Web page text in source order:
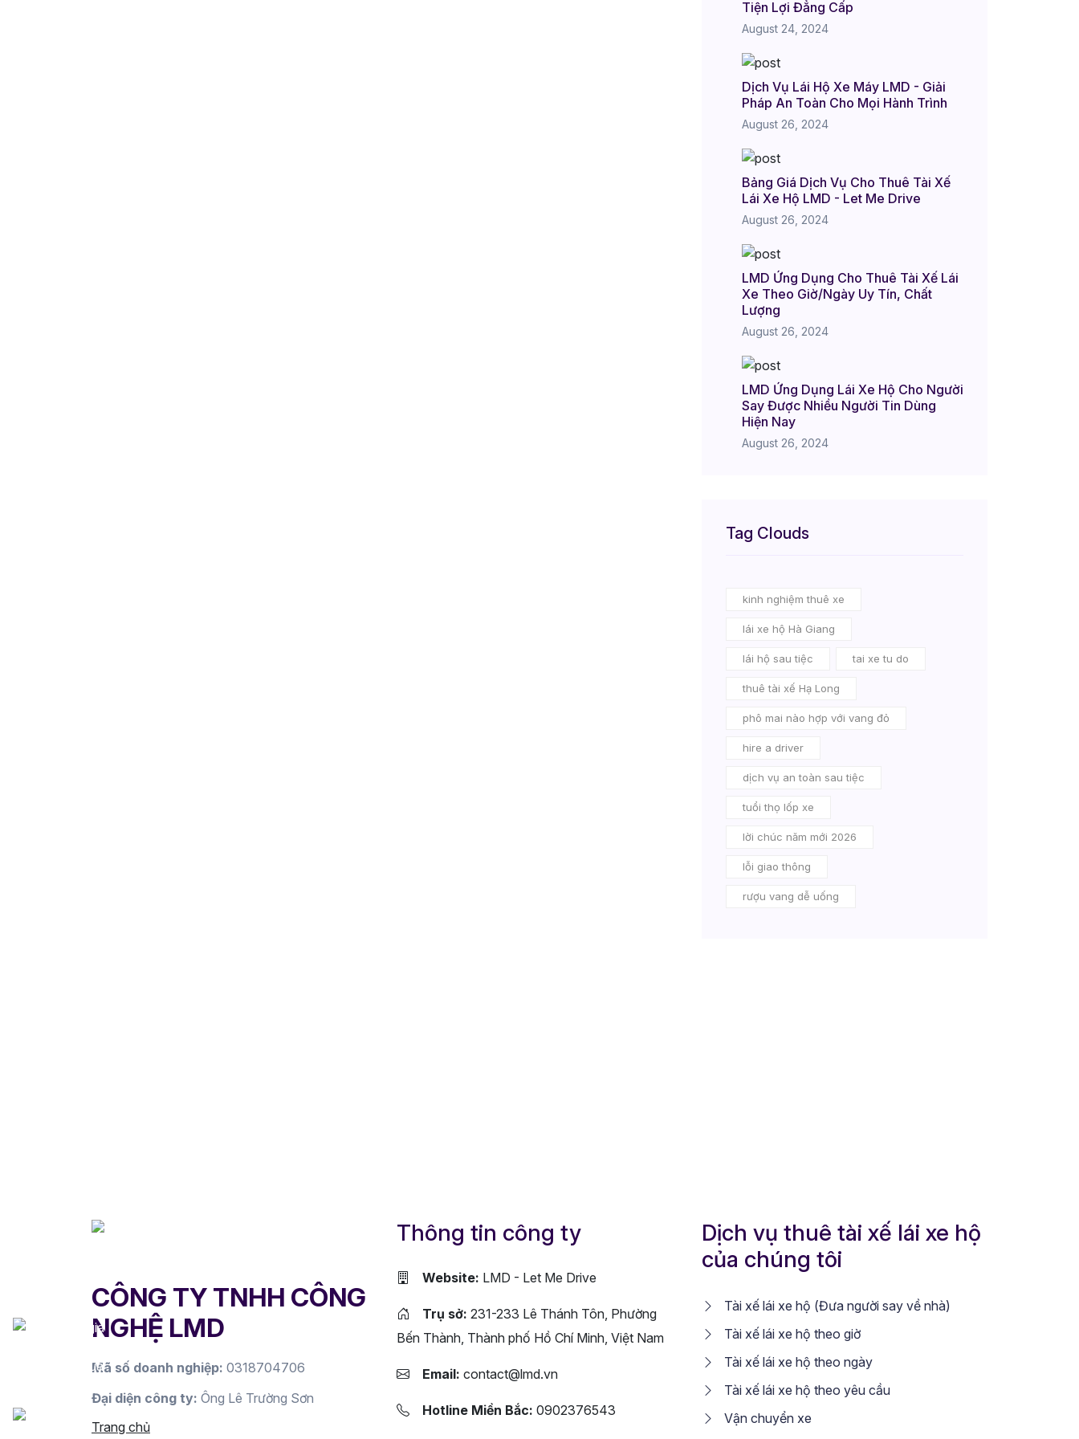
Tiện Lợi Đẳng Cấp
August 24, 2024
Dịch Vụ Lái Hộ Xe Máy LMD - Giải
Pháp An Toàn Cho Mọi Hành Trình
August 26, 2024
Bảng Giá Dịch Vụ Cho Thuê Tài Xế
Lái Xe Hộ LMD - Let Me Drive
August 26, 2024
LMD Ứng Dụng Cho Thuê Tài Xế Lái
Xe Theo Giờ/Ngày Uy Tín, Chất
Lượng
August 26, 2024
LMD Ứng Dụng Lái Xe Hộ Cho Người
Say Được Nhiều Người Tin Dùng
Hiện Nay
August 26, 2024
Tag Clouds
kinh nghiệm thuê xe
lái xe hộ Hà Giang
lái hộ sau tiệc tai xe tu do
thuê tài xế Hạ Long
phô mai nào hợp với vang đỏ
hire a driver
dịch vụ an toàn sau tiệc
tuổi thọ lốp xe
lời chúc năm mới 2026
lỗi giao thông
rượu vang dễ uống
CÔNG TY TNHH CÔNG
NGHỆ LMD
Mã số doanh nghiệp: 0318704706
Đại diện công ty: Ông Lê Trường Sơn
Trang chủ
Thông tin công ty
Website: LMD - Let Me Drive
Trụ sở: 231-233 Lê Thánh Tôn, Phường
Bến Thành, Thành phố Hồ Chí Minh, Việt Nam
Email: contact@lmd.vn
Hotline Miền Bắc: 0902376543
Dịch vụ thuê tài xế lái xe hộ
của chúng tôi
Tài xế lái xe hộ (Đưa người say về nhà)
Tài xế lái xe hộ theo giờ
Tài xế lái xe hộ theo ngày
Tài xế lái xe hộ theo yêu cầu
Vận chuyển xe